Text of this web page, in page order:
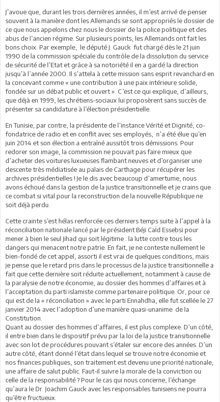
J’avoue que, durant les trois dernières années, il m’est arrivé de penser
souvent à la manière dont les Allemands se sont appropriés le dossier de
ce que nous appelons chez nous le dossier de la police politique et des
abus de l’ancien régime. Sur plusieurs points, les Allemands ont fait les
bons choix. Par exemple, le député J. Gauck fut chargé dès le 21 juin
1990 de la commission spéciale du contrôle de la dissolution du service
de sécurité de l’Etat et grâce à sa notoriété il en a gardé la direction
jusqu’à l’année 2000. Il s’attela à cette mission sans esprit revanchard en
la concevant comme « une contribution à une paix intérieure solide,
fondée sur un débat public et ouvert ». C’est ce qui explique, d’ailleurs,
que déjà en 1999, les chrétiens-sociaux lui proposèrent sans succès de
présenter sa candidature à l’élection présidentielle.
En Tunisie, par contre, la présidente de l’instance Vérité et Dignité, co-
fondatrice de radio et en conflit avec ses employés, n’a été élue qu’en
juin 2014 et son élection a entraîné aussitôt trois démissions. Pour
redorer son image, la commission ne pouvait pas faire mieux que
d’acheter des voitures luxueuses flambant neuves et d’organiser une
descente très médiatisée au palais de Carthage pour récupérer les
archives présidentielles ! Je le dis avec beaucoup d’amertume, nous
avons échoué dans la gestion de la justice transitionnelle et je crains que
ce combat si vital pour la reconstruction de la nouvelle République ne
soit déjà perdu.
Cette crainte s’est hélas renforcée ces derniers temps suite à l’appel à la
réconciliation nationale lancé par le président Béji CaÏd Essebsi pour
mener à bien le seul Jihad qui soit légitime : la lutte contre tous les
dangers qui menacent notre patrie. En fait, je ne conteste nullement le
bien-fondé de cet appel, assorti il est vrai de quelques conditions, mais
je pense que le retard pris dans le processus de la justice transitionnelle a
fait que cette dernière soit réduite actuellement, notamment à cause de
la paralysie de notre économie, au dossier des hommes d’affaires et à
l’acceptation du parti islamiste comme partenaire politique. Or, pour ce
qui est de la « réconciliation » avec le parti Ennahdha, elle fut scellée le 27
janvier 2014 avec l’adoption d’une manière quasi-unanime de la
Constitution.
Quant au dossier des hommes d’affaires, il est plus complexe. D’un côté,
il entre bien dans le dispositif prévu par la loi de la justice transitionnelle
avec son lot de procédures pouvant s’étaler sur encore des années. D’un
autre côté, étant donné l’état dans lequel se trouve notre économie et
nos finances publiques, son traitement est devenu une priorité nationale,
une affaire de salut public. Faut-il suivre la morale de la conviction ou
celle de la responsabilité ? Pour le cas qui nous concerne, l’échange
qu’aura le Dr. Joachim Gauck avec les responsables tunisiens ne pourra
qu’être fructueux.